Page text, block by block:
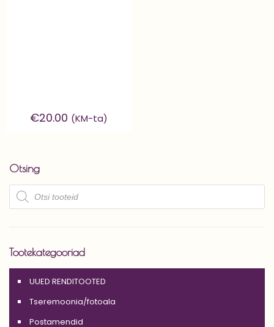
€20.00 (KM-ta)
Otsing
Products
search
Tootekategooriad
UUED RENDITOOTED
Tseremoonia/fotoala
Postamendid